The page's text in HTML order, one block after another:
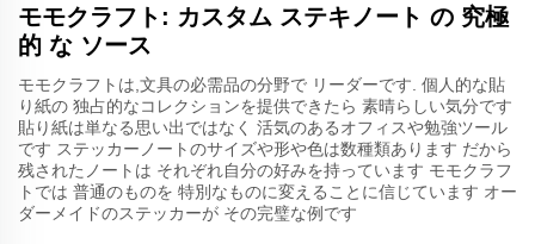
モモクラフト: カスタム ステキノート の 究極
的 な ソース
モモクラフトは,文具の必需品の分野で リーダーです. 個人的な貼
り紙の 独占的なコレクションを提供できたら 素晴らしい気分です
貼り紙は単なる思い出ではなく 活気のあるオフィスや勉強ツール
です ステッカーノートのサイズや形や色は数種類あります だから
残されたノートは それぞれ自分の好みを持っています モモクラフ
トでは 普通のものを 特別なものに変えることに信じています オー
ダーメイドのステッカーが その完璧な例です